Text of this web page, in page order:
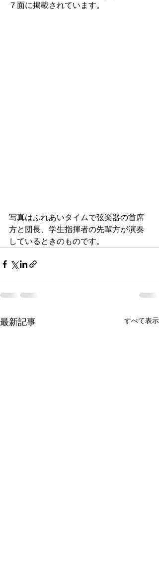
７面に掲載されています。
写真はふれあいタイムで弦楽器の首席
方と団長、学生指揮者の先輩方が演奏
しているときのものです。
最新記事 すべて表示